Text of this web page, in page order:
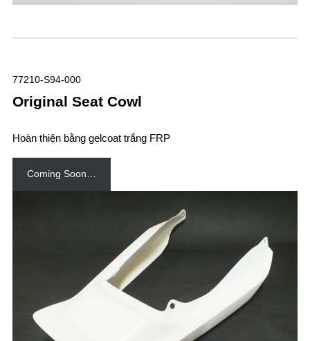
77210-S94-000
Original Seat Cowl
Hoàn thiện bằng gelcoat trắng FRP
Coming Soon…